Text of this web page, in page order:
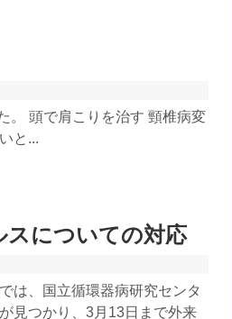
。 頭で肩こりを治す 頸椎病変
と...
についての対応
は、国立循環器病研究センタ
見つかり、3月13日まで外来